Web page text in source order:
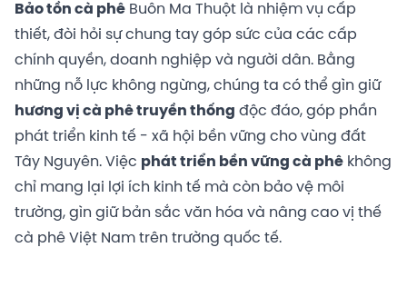
Bảo tồn cà phê Buôn Ma Thuột là nhiệm vụ cấp
thiết, đòi hỏi sự chung tay góp sức của các cấp
chính quyền, doanh nghiệp và người dân. Bằng
những nỗ lực không ngừng, chúng ta có thể gìn giữ
hương vị cà phê truyền thống độc đáo, góp phần
phát triển kinh tế - xã hội bền vững cho vùng đất
Tây Nguyên. Việc phát triển bền vững cà phê không
chỉ mang lại lợi ích kinh tế mà còn bảo vệ môi
trường, gìn giữ bản sắc văn hóa và nâng cao vị thế
cà phê Việt Nam trên trường quốc tế.